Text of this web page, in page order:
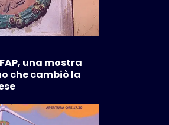
una mostra
che cambiò la